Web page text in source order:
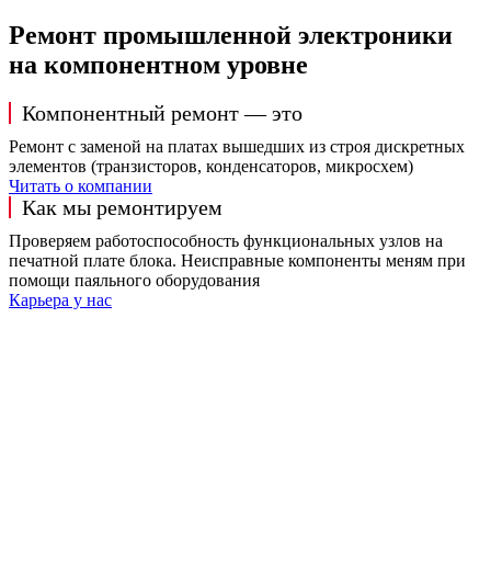
Ремонт промышленной электроники
на компонентном уровне
Компонентный ремонт — это
Ремонт с заменой на платах вышедших из строя дискретных
элементов (транзисторов, конденсаторов, микросхем)
Читать о компании
Как мы ремонтируем
Проверяем работоспособность функциональных узлов на
печатной плате блока. Неисправные компоненты меням при
помощи паяльного оборудования
Карьера у нас